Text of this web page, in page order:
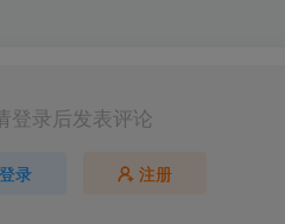
登录后发表评论
登录 注册